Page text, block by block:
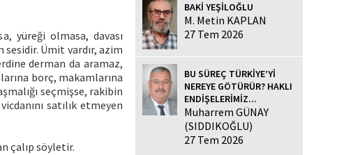
yüreği olmasa, davası
Ümit vardır, azim
derman da aramaz,
borç, makamlarına
seçmişse, rakibin
satılık etmeyen
çalıp söyletir.
BAKİ YEŞİLOĞLU
M. Metin KAPLAN
27 Tem 2026
BU SÜREÇ TÜRKİYE’Yİ
NEREYE GÖTÜRÜR? HAKLI
ENDİŞELERİMİZ...
Muharrem GÜNAY
(SIDDIKOĞLU)
27 Tem 2026